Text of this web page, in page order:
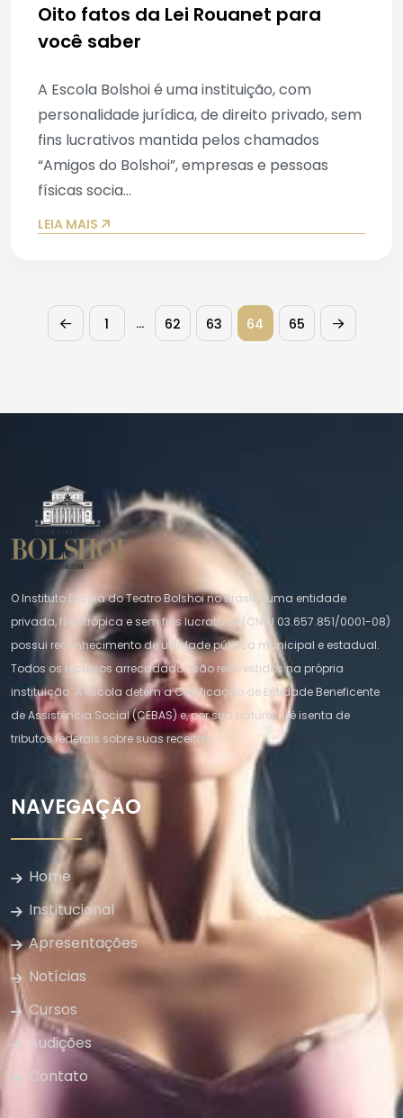
Oito fatos da Lei Rouanet para
você saber
A Escola Bolshoi é uma instituição, com
personalidade jurídica, de direito privado, sem
fins lucrativos mantida pelos chamados
“Amigos do Bolshoi”, empresas e pessoas
físicas socia...
LEIA MAIS
1 … 62 63 64 65
O Instituto Escola do Teatro Bolshoi no Brasil é uma entidade
privada, filantrópica e sem fins lucrativos (CNPJ 03.657.851/0001-08)
possui reconhecimento de utilidade pública municipal e estadual.
Todos os recursos arrecadados são reinvestidos na própria
instituição. A escola detém a Certificação de Entidade Beneficente
de Assistência Social (CEBAS) e, por sua natureza, é isenta de
tributos federais sobre suas receitas.
NAVEGAÇÃO
Home
Institucional
Apresentações
Notícias
Cursos
Audições
Contato